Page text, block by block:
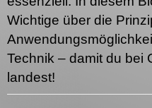
Wichtige über die
Technik – damit du bei
landest!